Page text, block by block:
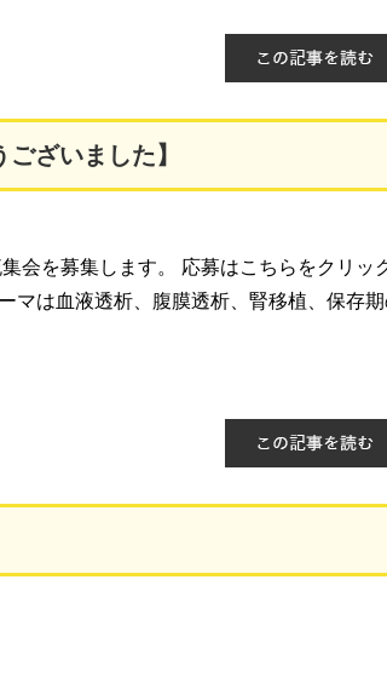
ざいました】
会を募集します。 応募はこちらをクリッ
マは血液透析、腹膜透析、腎移植、保存